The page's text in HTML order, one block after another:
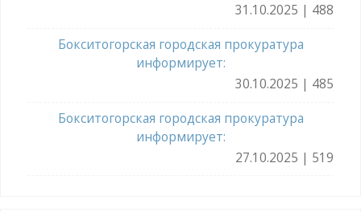
31.10.2025 | 488
Бокситогорская городская прокуратура
информирует:
30.10.2025 | 485
Бокситогорская городская прокуратура
информирует:
27.10.2025 | 519